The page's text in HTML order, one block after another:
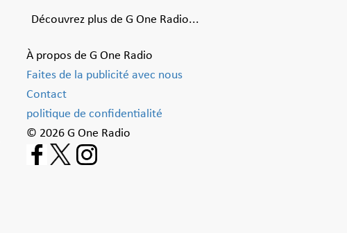
Découvrez plus de G One Radio...
À propos de G One Radio
Faites de la publicité avec nous
Contact
politique de confidentialité
© 2026 G One Radio